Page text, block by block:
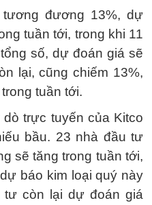
đương 13%, dự
tuần tới, trong khi 11
số, dự đoán giá sẽ
lại, cũng chiếm 13%,
tuần tới.
trực tuyến của Kitco
bầu. 23 nhà đầu tư
sẽ tăng trong tuần tới,
báo kim loại quý này
còn lại dự đoán giá